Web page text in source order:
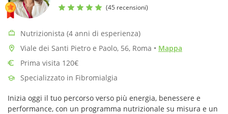
(45 recensioni)
Nutrizionista (4 anni di esperienza)
Viale dei Santi Pietro e Paolo, 56, Roma • Mappa
Prima visita 120€
Specializzato in Fibromialgia
Inizia oggi il tuo percorso verso più energia, benessere e
performance, con un programma nutrizionale su misura e un